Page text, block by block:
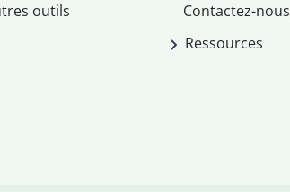
outils
Contactez-nous
Ressources